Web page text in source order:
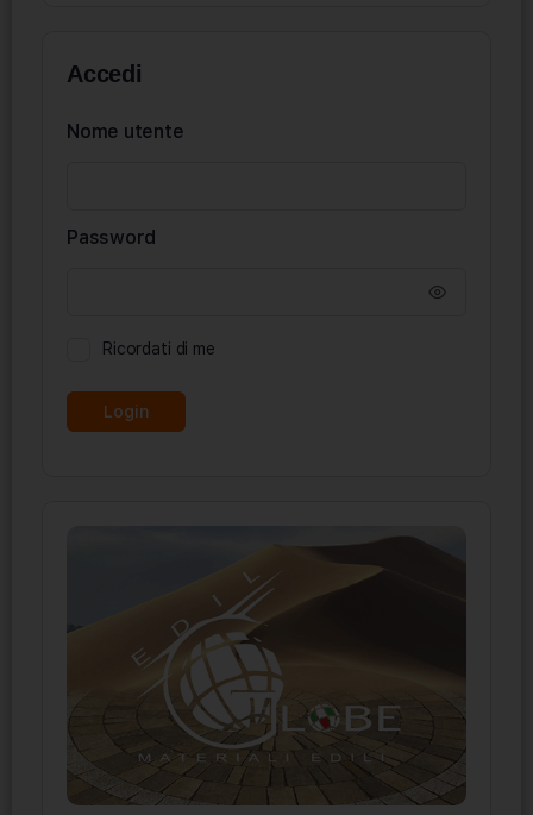
Accedi
Nome utente
Password
Ricordati di me